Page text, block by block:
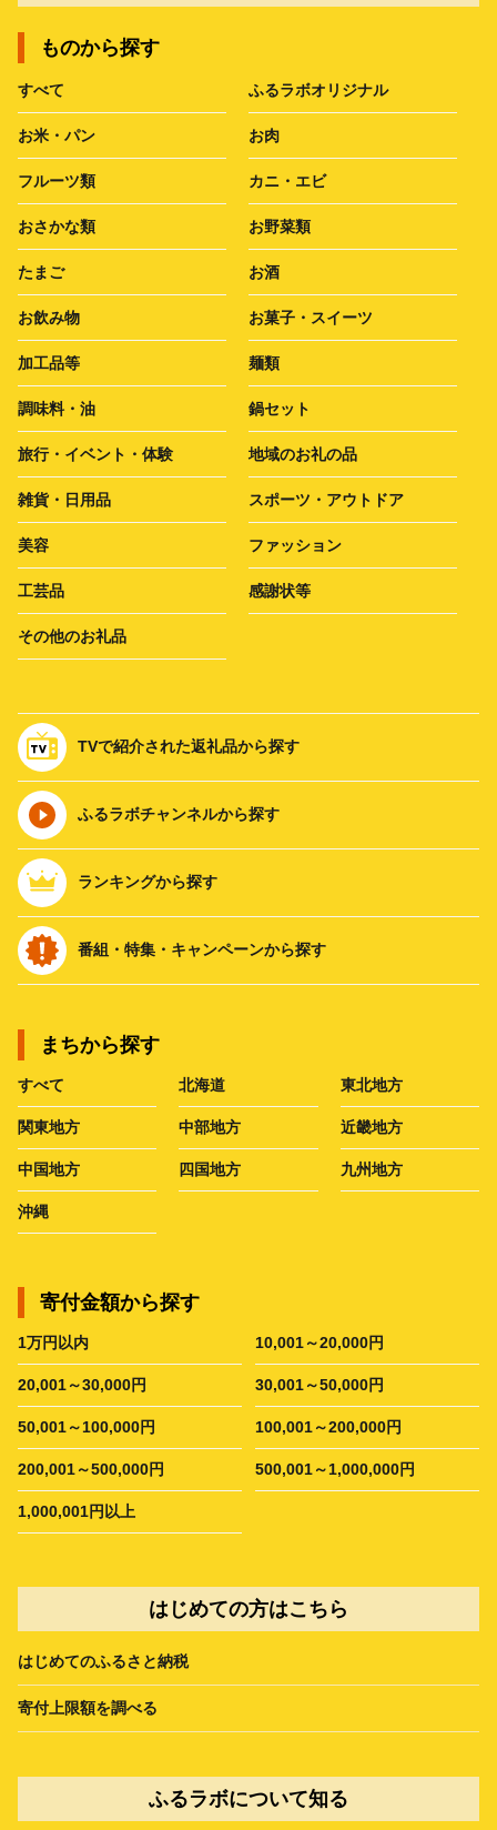
ものから探す
すべて ふるラボオリジナル
お米・パン お肉
フルーツ類 カニ・エビ
おさかな類 お野菜類
たまご お酒
お飲み物 お菓子・スイーツ
加工品等 麺類
調味料・油 鍋セット
旅行・イベント・体験 地域のお礼の品
雑貨・日用品 スポーツ・アウトドア
美容 ファッション
工芸品 感謝状等
その他のお礼品
TVで紹介された返礼品から探す
ふるラボチャンネルから探す
ランキングから探す
番組・特集・キャンペーンから探す
まちから探す
すべて 北海道 東北地方
関東地方 中部地方 近畿地方
中国地方 四国地方 九州地方
沖縄
寄付金額から探す
1万円以内 10,001～20,000円
20,001～30,000円 30,001～50,000円
50,001～100,000円 100,001～200,000円
200,001～500,000円 500,001～1,000,000円
1,000,001円以上
はじめての方はこちら
はじめてのふるさと納税
寄付上限額を調べる
ふるラボについて知る